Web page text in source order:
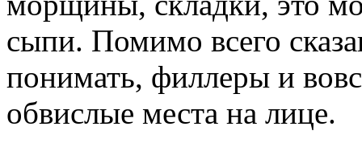
сыпи. Помимо всего
понимать, филлеры и
обвислые места на лице.